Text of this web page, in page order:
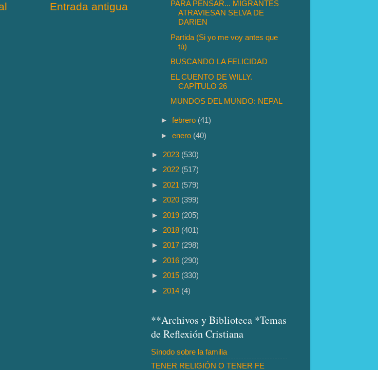
Entrada antigua
PARA PENSAR... MIGRANTES
ATRAVIESAN SELVA DE
DARIEN
Partida (Si yo me voy antes que
tú)
BUSCANDO LA FELICIDAD
EL CUENTO DE WILLY.
CAPÍTULO 26
MUNDOS DEL MUNDO: NEPAL
►febrero (41)
►enero (40)
► 2023 (530)
► 2022 (517)
► 2021 (579)
► 2020 (399)
► 2019 (205)
► 2018 (401)
► 2017 (298)
► 2016 (290)
► 2015 (330)
► 2014 (4)
**Archivos y Biblioteca *Temas
de Reflexión Cristiana
Sínodo sobre la familia
TENER RELIGIÓN O TENER FE